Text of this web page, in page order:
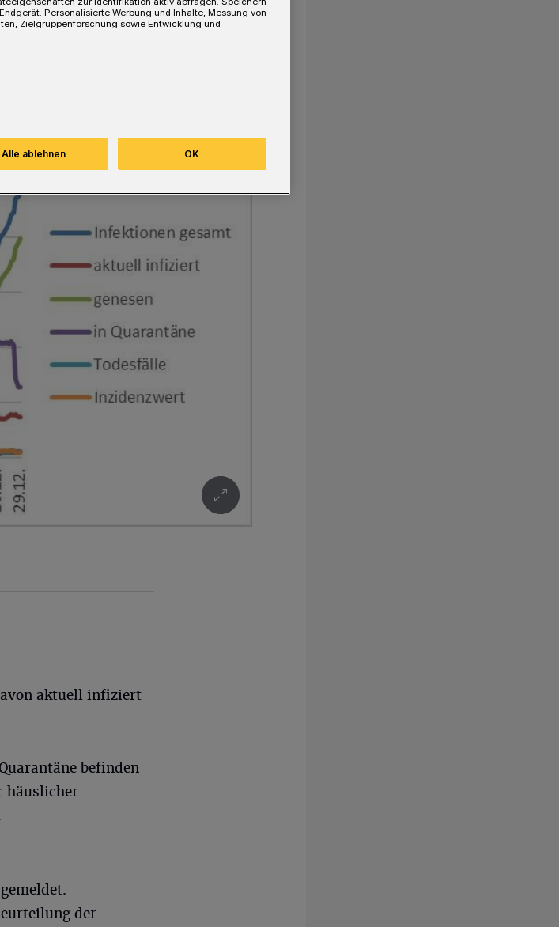
aktuell infiziert
befinden
häuslicher
der
Personalisierte Werbung und Inhalte, Messung von
Zielgruppenforschung sowie Entwicklung und
Alle ablehnen OK